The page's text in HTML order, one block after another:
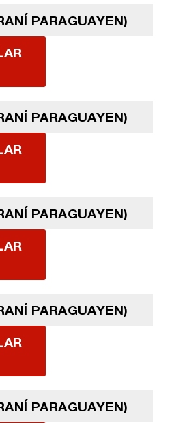
PARAGUAYEN)
PARAGUAYEN)
PARAGUAYEN)
PARAGUAYEN)
PARAGUAYEN)